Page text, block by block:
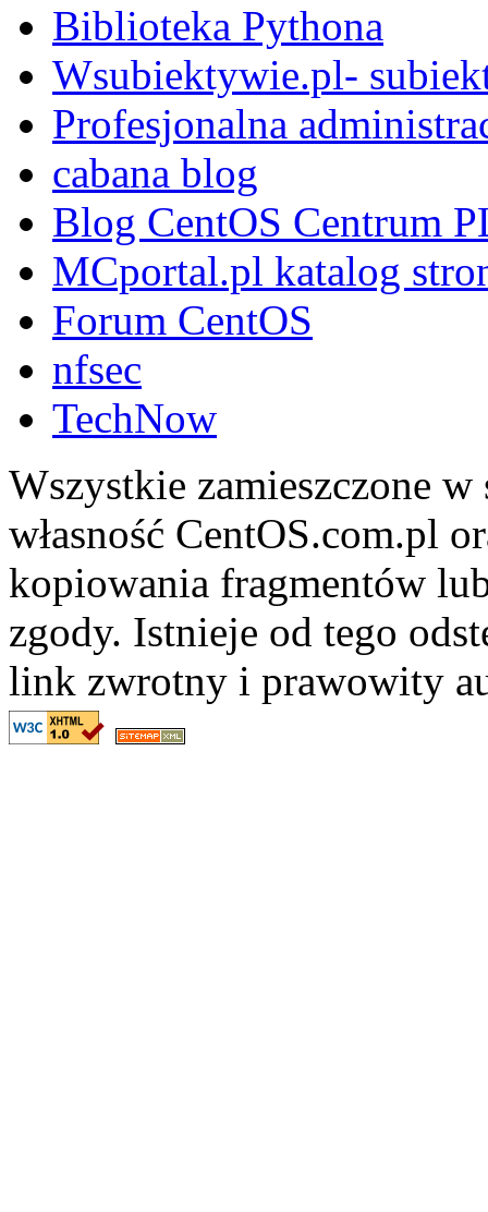
Biblioteka Pythona
Wsubiektywie.pl-
Profesjonalna
cabana blog
Blog CentOS Centrum
MCportal.pl katalog
Forum CentOS
nfsec
TechNow
Wszystkie zamieszczone
własność CentOS.com.pl
kopiowania fragmentów
zgody. Istnieje od tego
link zwrotny i prawowity